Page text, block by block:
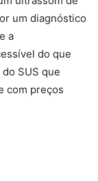
um diagnóstico
a
do que
SUS que
com preços